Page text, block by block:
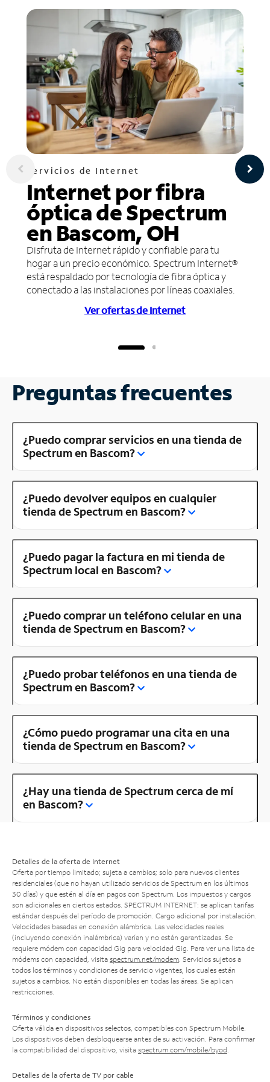
Servicios de Internet
Internet por fibra
óptica de Spectrum
en Bascom, OH
Disfruta de Internet rápido y confiable para tu
hogar a un precio económico. Spectrum Internet®
está respaldado por tecnología de fibra óptica y
conectado a las instalaciones por líneas coaxiales.
Ver ofertas de Internet
Preguntas frecuentes
¿Puedo comprar servicios en una tienda de
Spectrum en Bascom?
¿Puedo devolver equipos en cualquier
tienda de Spectrum en Bascom?
¿Puedo pagar la factura en mi tienda de
Spectrum local en Bascom?
¿Puedo comprar un teléfono celular en una
tienda de Spectrum en Bascom?
¿Puedo probar teléfonos en una tienda de
Spectrum en Bascom?
¿Cómo puedo programar una cita en una
tienda de Spectrum en Bascom?
¿Hay una tienda de Spectrum cerca de mí
en Bascom?
Detalles de la oferta de Internet
Oferta por tiempo limitado; sujeta a cambios; solo para nuevos clientes
residenciales (que no hayan utilizado servicios de Spectrum en los últimos
30 días) y que estén al día en pagos con Spectrum. Los impuestos y cargos
son adicionales en ciertos estados. SPECTRUM INTERNET: se aplican tarifas
estándar después del período de promoción. Cargo adicional por instalación.
Velocidades basadas en conexión alámbrica. Las velocidades reales
(incluyendo conexión inalámbrica) varían y no están garantizadas. Se
requiere módem con capacidad Gig para velocidad Gig. Para ver una lista de
módems con capacidad, visita spectrum.net/modem . Servicios sujetos a
todos los términos y condiciones de servicio vigentes, los cuales están
sujetos a cambios. No están disponibles en todas las áreas. Se aplican
restricciones.
Términos y condiciones
Oferta válida en dispositivos selectos, compatibles con Spectrum Mobile.
Los dispositivos deben desbloquearse antes de su activación. Para confirmar
la compatibilidad del dispositivo, visita spectrum.com/mobile/byod
Detalles de la oferta de TV por cable